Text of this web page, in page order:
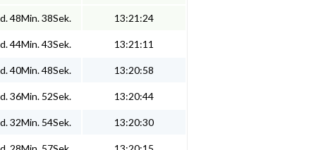
48Min. 38Sek. 13:21:24
44Min. 43Sek. 13:21:11
40Min. 48Sek. 13:20:58
36Min. 52Sek. 13:20:44
32Min. 54Sek. 13:20:30